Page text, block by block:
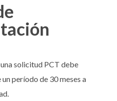
solicitud PCT debe
período de 30 meses a